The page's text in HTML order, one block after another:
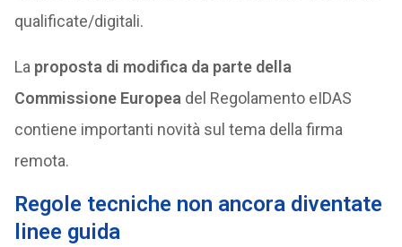
qualificate/digitali.
La proposta di modifica da parte della
Commissione Europea del Regolamento eIDAS
contiene importanti novità sul tema della firma
remota.
Regole tecniche non ancora diventate
linee guida